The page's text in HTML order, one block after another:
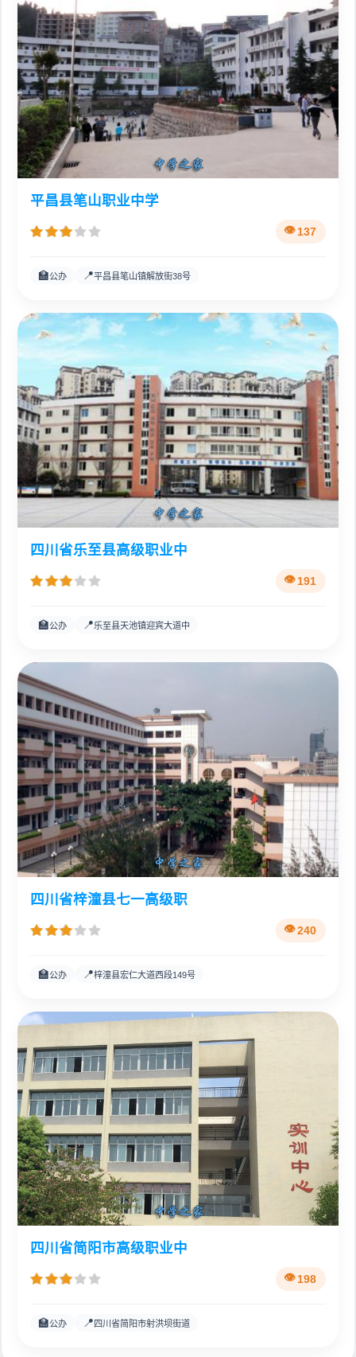
平昌县笔山职业中学
137
🏫公办 📍平昌县笔山镇解放街38号
四川省乐至县高级职业中
191
🏫公办 📍乐至县天池镇迎宾大道中
四川省梓潼县七一高级职
240
🏫公办 📍梓潼县宏仁大道西段149号
四川省简阳市高级职业中
198
🏫公办 📍 四川省简阳市射洪坝街道